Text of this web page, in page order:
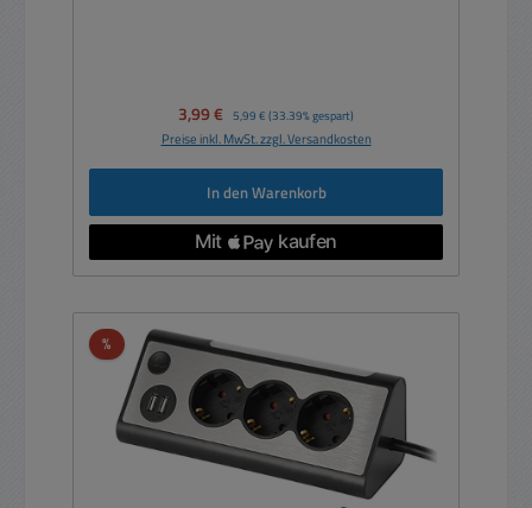
Verkaufspreis:
3,99 € Regulärer Preis:
5,99 € (33.39% gespart)
Preise inkl. MwSt. zzgl. Versandkosten
In den Warenkorb
%Rabatt